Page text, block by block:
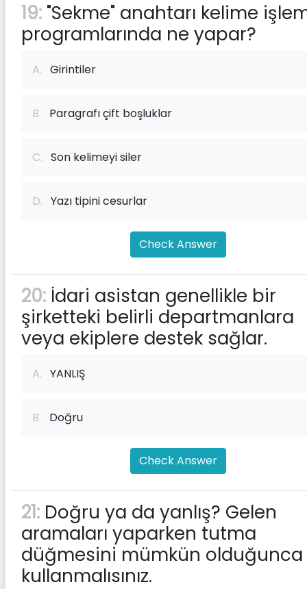
19: "Sekme" anahtarı kelime
programlarında ne yapar?
A. Girintiler
B. Paragrafı çift boşluklar
C. Son kelimeyi siler
D. Yazı tipini cesurlar
Check Answer
20: İdari asistan genellikle bir
şirketteki belirli departmanlara
veya ekiplere destek sağlar.
A. YANLIŞ
B. Doğru
Check Answer
21: Doğru ya da yanlış? Gelen
aramaları yaparken tutma
düğmesini mümkün olduğunca
kullanmalısınız.